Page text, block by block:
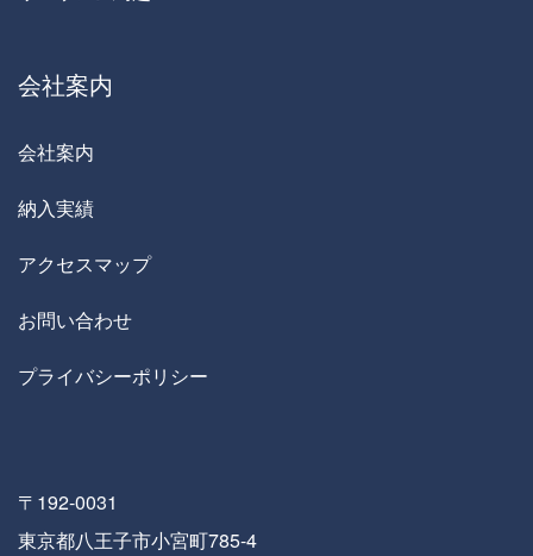
会社案内
会社案内
納入実績
アクセスマップ
お問い合わせ
プライバシーポリシー
〒192-0031
東京都八王子市小宮町785-4